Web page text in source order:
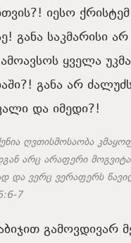
იესო ქრისტემ
განა საკმარისი
ყველა
განა არ
და იმედი?!
ღვთისმოსაობა
არც არაფერი
და ვერც ვერაფერს
7
გამოვდივარ